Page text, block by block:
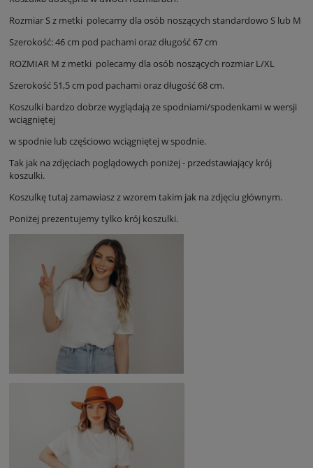
Rozmiar S z metki polecamy dla osób noszących standardowo S lub M
Szerokość: 46 cm pod pachami oraz długość 67 cm
ROZMIAR M z metki polecamy dla osób noszących rozmiar L/XL
Szerokość 51,5 cm pod pachami oraz długość 68 cm.
Koszulki bardzo dobrze wyglądają ze spodniami/spodenkami w wersji
wciągniętej
w spodnie lub częściowo wciągniętej w spodnie.
Tak jak na zdjęciach poglądowych poniżej - przedstawiający krój
koszulki.
Koszulkę tutaj zamawiasz z wzorem takim jak na zdjęciu głównym.
Poniżej prezentujemy tylko krój koszulki.